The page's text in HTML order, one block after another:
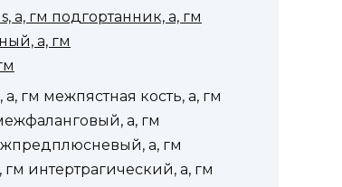
а, гм подгортанник, а, гм
а, гм
межпястная кость, а, гм
а, гм
а, гм
интертрагический, а, гм